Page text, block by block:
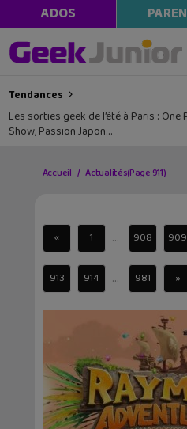
ADOS
Tendances
Les sorties geek de l’été à Paris :
Show, Passion Japon…
Accueil Actualités(Page 911)
« 1 ... 908 909
913 914 ... 981 »